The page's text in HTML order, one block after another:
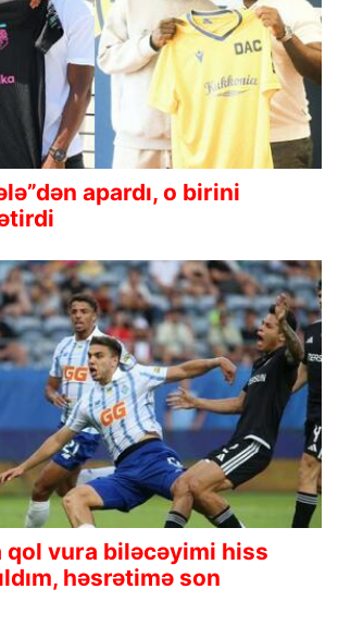
apardı, o birini
qol vura biləcəyimi hiss
həsrətimə son